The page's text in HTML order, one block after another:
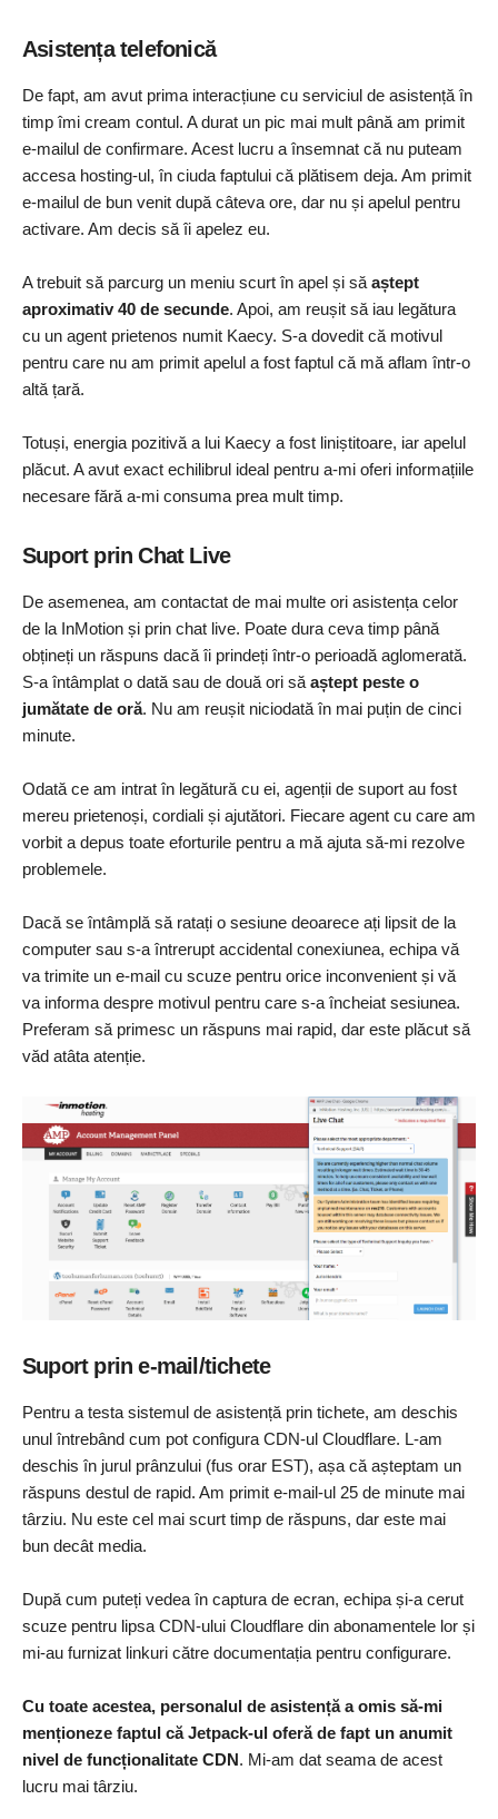
Asistența telefonică
De fapt, am avut prima interacțiune cu serviciul de asistență în
timp îmi cream contul. A durat un pic mai mult până am primit
e-mailul de confirmare. Acest lucru a însemnat că nu puteam
accesa hosting-ul, în ciuda faptului că plătisem deja. Am primit
e-mailul de bun venit după câteva ore, dar nu și apelul pentru
activare. Am decis să îi apelez eu.
A trebuit să parcurg un meniu scurt în apel și să aștept
aproximativ 40 de secunde. Apoi, am reușit să iau legătura
cu un agent prietenos numit Kaecy. S-a dovedit că motivul
pentru care nu am primit apelul a fost faptul că mă aflam într-o
altă țară.
Totuși, energia pozitivă a lui Kaecy a fost liniștitoare, iar apelul
plăcut. A avut exact echilibrul ideal pentru a-mi oferi informațiile
necesare fără a-mi consuma prea mult timp.
Suport prin Chat Live
De asemenea, am contactat de mai multe ori asistența celor
de la InMotion și prin chat live. Poate dura ceva timp până
obțineți un răspuns dacă îi prindeți într-o perioadă aglomerată.
S-a întâmplat o dată sau de două ori să aștept peste o
jumătate de oră. Nu am reușit niciodată în mai puțin de cinci
minute.
Odată ce am intrat în legătură cu ei, agenții de suport au fost
mereu prietenoși, cordiali și ajutători. Fiecare agent cu care am
vorbit a depus toate eforturile pentru a mă ajuta să-mi rezolve
problemele.
Dacă se întâmplă să ratați o sesiune deoarece ați lipsit de la
computer sau s-a întrerupt accidental conexiunea, echipa vă
va trimite un e-mail cu scuze pentru orice inconvenient și vă
va informa despre motivul pentru care s-a încheiat sesiunea.
Preferam să primesc un răspuns mai rapid, dar este plăcut să
văd atâta atenție.
Suport prin e-mail/tichete
Pentru a testa sistemul de asistență prin tichete, am deschis
unul întrebând cum pot configura CDN-ul Cloudflare. L-am
deschis în jurul prânzului (fus orar EST), așa că așteptam un
răspuns destul de rapid. Am primit e-mail-ul 25 de minute mai
târziu. Nu este cel mai scurt timp de răspuns, dar este mai
bun decât media.
După cum puteți vedea în captura de ecran, echipa și-a cerut
scuze pentru lipsa CDN-ului Cloudflare din abonamentele lor și
mi-au furnizat linkuri către documentația pentru configurare.
Cu toate acestea, personalul de asistență a omis să-mi
menționeze faptul că Jetpack-ul oferă de fapt un anumit
nivel de funcționalitate CDN. Mi-am dat seama de acest
lucru mai târziu.